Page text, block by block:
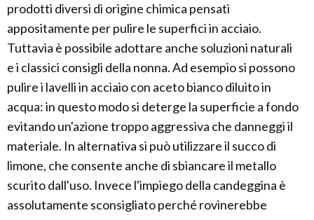
prodotti diversi di origine chimica pensati
appositamente per pulire le superfici in acciaio.
Tuttavia è possibile adottare anche soluzioni naturali
e i classici consigli della nonna. Ad esempio si possono
pulire i lavelli in acciaio con aceto bianco diluito in
acqua: in questo modo si deterge la superficie a fondo
evitando un'azione troppo aggressiva che danneggi il
materiale. In alternativa si può utilizzare il succo di
limone, che consente anche di sbiancare il metallo
scurito dall'uso. Invece l'impiego della candeggina è
assolutamente sconsigliato perché rovinerebbe